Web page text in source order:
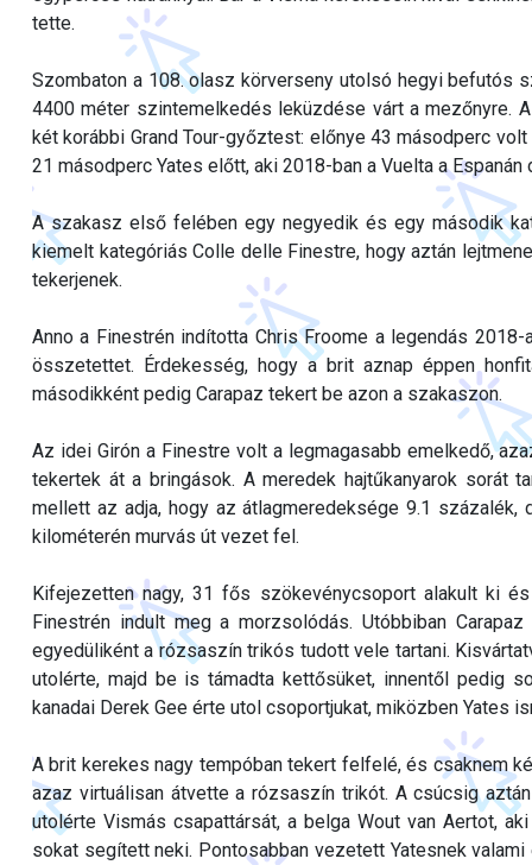
tette.
Szombaton a 108. olasz körverseny utolsó hegyi befutós
4400 méter szintemelkedés leküzdése várt a mezőnyre.
két korábbi Grand Tour-győztest: előnye 43 másodperc
21 másodperc Yates előtt, aki 2018-ban a Vuelta a Espanán
A szakasz első felében egy negyedik és egy második
kiemelt kategóriás Colle delle Finestre, hogy aztán
tekerjenek.
Anno a Finestrén indította Chris Froome a legendás
összetettet. Érdekesség, hogy a brit aznap éppen
másodikként pedig Carapaz tekert be azon a szakaszon.
Az idei Girón a Finestre volt a legmagasabb emelkedő,
tekertek át a bringások. A meredek hajtűkanyarok sorát
mellett az adja, hogy az átlagmeredeksége 9.1
kilométerén murvás út vezet fel.
Kifejezetten nagy, 31 fős szökevénycsoport alakult ki
Finestrén indult meg a morzsolódás. Utóbbiban
egyedüliként a rózsaszín trikós tudott vele tartani.
utolérte, majd be is támadta kettősüket, innentől pedig
kanadai Derek Gee érte utol csoportjukat, miközben Yates
A brit kerekes nagy tempóban tekert felfelé, és csaknem
azaz virtuálisan átvette a rózsaszín trikót. A csúcsig
utolérte Vismás csapattársát, a belga Wout van Aertot,
sokat segített neki. Pontosabban vezetett Yatesnek